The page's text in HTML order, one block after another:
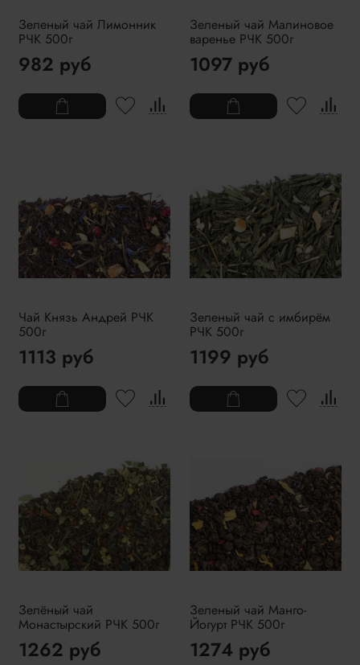
Зеленый чай Лимонник
РЧК 500г
982 руб
Зеленый чай Малиновое
варенье РЧК 500г
1097 руб
Чай Князь Андрей РЧК
500г
1113 руб
Зеленый чай с имбирём
РЧК 500г
1199 руб
Зелёный чай
Монастырский РЧК 500г
1262 руб
Зеленый чай Манго-
Йогурт РЧК 500г
1274 руб